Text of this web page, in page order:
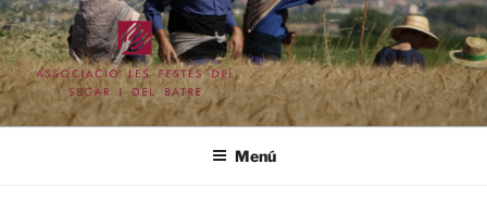
Vés
al
contingut
ASSOCIACIÓ LES FESTES DEL
SEGAR I DEL BATRE
Menú